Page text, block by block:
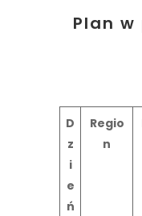
Plan
D
z
i
e
ń
Regio
n